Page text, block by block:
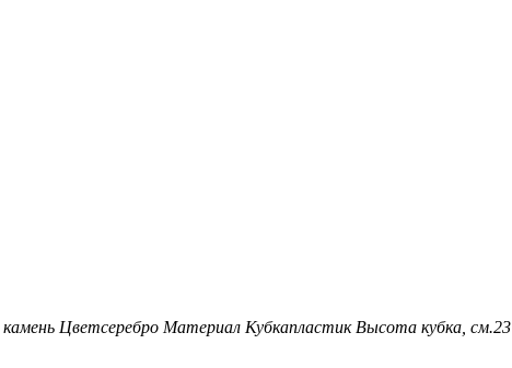
камень Цветсеребро Материал Кубкапластик Высота кубка, см.23